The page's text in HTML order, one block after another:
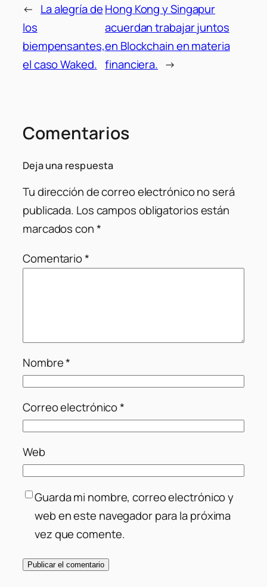
← La alegría de
los
biempensantes,
el caso Waked.
Hong Kong y Singapur
acuerdan trabajar juntos
en Blockchain en materia
financiera. →
Comentarios
Deja una respuesta
Tu dirección de correo electrónico no será
publicada. Los campos obligatorios están
marcados con*
Comentario*
Nombre*
Correo electrónico*
Web
Guarda mi nombre, correo electrónico y
web en este navegador para la próxima
vez que comente.